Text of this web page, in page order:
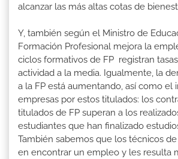
alcanzar las más altas cotas de
Y, también según el Ministro de
Formación Profesional mejora la
ciclos formativos de FP registran
actividad a la media. Igualmente, la
a la FP está aumentando, así como el
empresas por estos titulados: los
titulados de FP superan a los
estudiantes que han finalizado
También sabemos que los técnicos
en encontrar un empleo y les resulta